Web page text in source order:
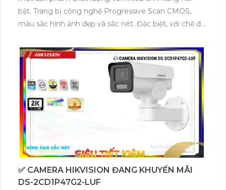
bật. Trang bị công nghệ Progressive Scan CMOS,
màu sắc hình ảnh đẹp và sắc nét. Đặc biệt, với chế độ
đẹp, giám sát màu sắc 24/24. Thiết bị này có ứng
dụng IP cho xử lý hình ảnh đẹp với độ nét 2.0 MP và
tiết kiệm băng thông với các công nghệ
H.265+/H.265/H.264+/H.264. Hơn nữa, tích hợp công
nghệ nhìn đêm chất lượng và màu sắc ban đêm tối
ưu khi giám sát ban đêm.
✅ CAMERA HIKVISION ĐANG KHUYẾN MÃI
DS-2CD1P47G2-LUF